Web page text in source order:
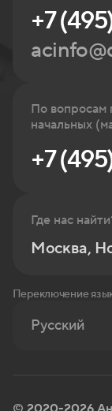
+7
По вопросам
начальных
+7
Где нас
Москва,
Переключение
Русский